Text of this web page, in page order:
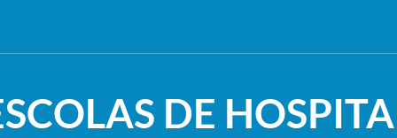
DE